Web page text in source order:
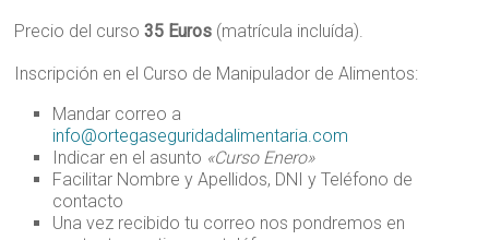
Precio del curso35 Euros (matrícula incluída).
Inscripción en el Curso de Manipulador de Alimentos:
Mandar correo a
info@ortegaseguridadalimentaria.com
Indicar en el asunto «Curso Enero»
Facilitar Nombre y Apellidos, DNI y Teléfono de
contacto
Una vez recibido tu correo nos pondremos en